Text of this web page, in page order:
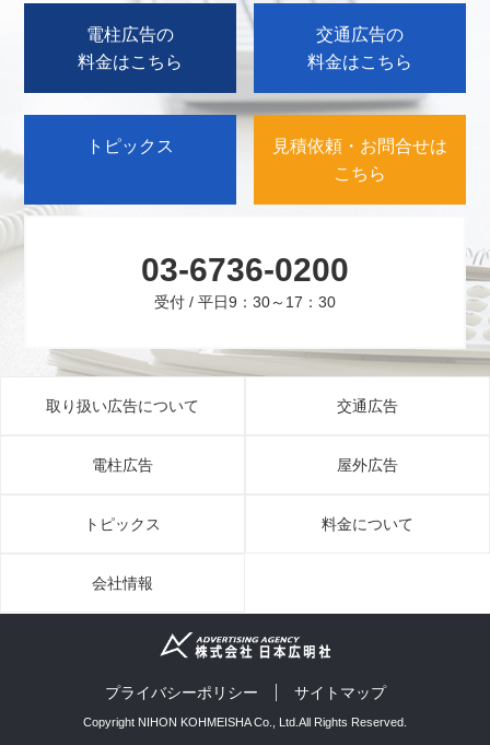
電柱広告の
料金はこちら
交通広告の
料金はこちら
トピックス
見積依頼・お問合せは
こちら
03-6736-0200
受付 / 平日9：30～17：30
取り扱い広告について 交通広告
電柱広告 屋外広告
トピックス 料金について
会社情報
プライバシーポリシー サイトマップ
Copyright NIHON KOHMEISHA Co., Ltd.All Rights Reserved.